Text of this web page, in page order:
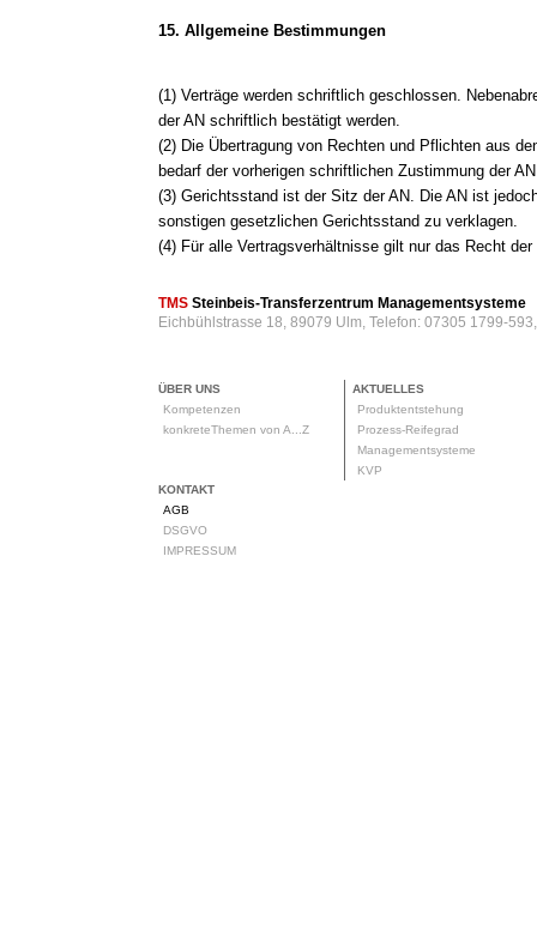
15. Allgemeine Bestimmungen
(1) Verträge werden schriftlich geschlossen.
der AN schriftlich bestätigt werden.
(2) Die Übertragung von Rechten und Pflichten aus
bedarf der vorherigen schriftlichen Zustimmung der
(3) Gerichtsstand ist der Sitz der AN. Die AN ist
sonstigen gesetzlichen Gerichtsstand zu verklagen.
(4) Für alle Vertragsverhältnisse gilt nur das Recht
TMS Steinbeis-Transferzentrum Managementsysteme
Eichbühlstrasse 18, 89079 Ulm, Telefon: 07305 1799-
ÜBER UNS
Kompetenzen
konkreteThemen von A...Z
AKTUELLES
Produktentstehung
Prozess-Reifegrad
Managementsysteme
KVP
KONTAKT
AGB
DSGVO
IMPRESSUM